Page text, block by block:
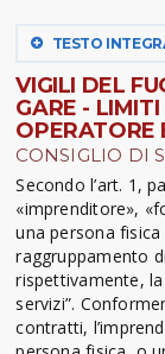
TESTO
VIGILI DEL
GARE -
OPERATORE
CONSIGLIO DI
Secondo l’art. 1,
«imprenditore»,
una persona
raggruppamento
rispettivamente,
servizi”.
contratti,